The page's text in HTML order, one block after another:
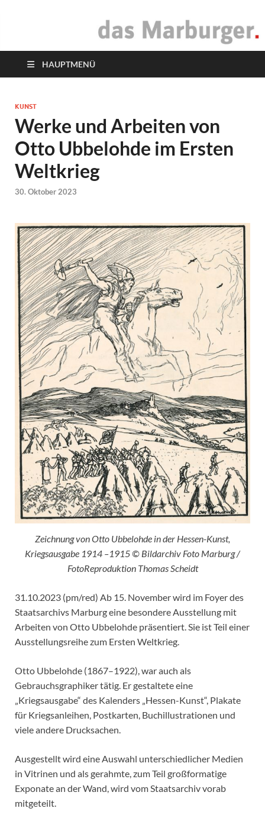
das Marburger.
HAUPTMENÜ
KUNST
Werke und Arbeiten von
Otto Ubbelohde im Ersten
Weltkrieg
30. Oktober 2023
Zeichnung von Otto Ubbelohde in der Hessen-Kunst,
Kriegsausgabe 1914 –1915 © Bildarchiv Foto Marburg /
FotoReproduktion Thomas Scheidt
31.10.2023 (pm/red) Ab 15. November wird im Foyer des
Staatsarchivs Marburg eine besondere Ausstellung mit
Arbeiten von Otto Ubbelohde präsentiert. Sie ist Teil einer
Ausstellungsreihe zum Ersten Weltkrieg.
Otto Ubbelohde (1867–1922), war auch als
Gebrauchsgraphiker tätig. Er gestaltete eine
„Kriegsausgabe“ des Kalenders „Hessen-Kunst“, Plakate
für Kriegsanleihen, Postkarten, Buchillustrationen und
viele andere Drucksachen.
Ausgestellt wird eine Auswahl unterschiedlicher Medien
in Vitrinen und als gerahmte, zum Teil großformatige
Exponate an der Wand, wird vom Staatsarchiv vorab
mitgeteilt.